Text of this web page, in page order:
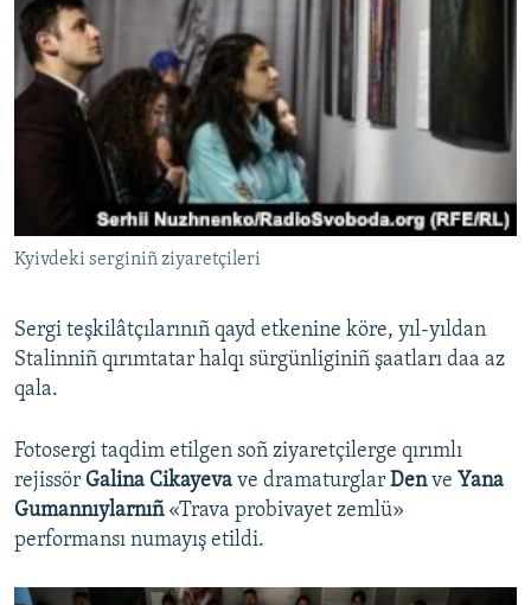
Kyivdeki serginiñ ziyaretçileri
Sergi teşkilâtçılarınıñ qayd etkenine köre, yıl-yıldan
Stalinniñ qırımtatar halqı sürgünliginiñ şaatları daa az
qala.
Fotosergi taqdim etilgen soñ ziyaretçilerge qırımlı
rejissör Galina Cikayeva ve dramaturglar Denve Yana
Gumannıylarnıñ«Trava probivayet zemlü»
performansı numayış etildi.